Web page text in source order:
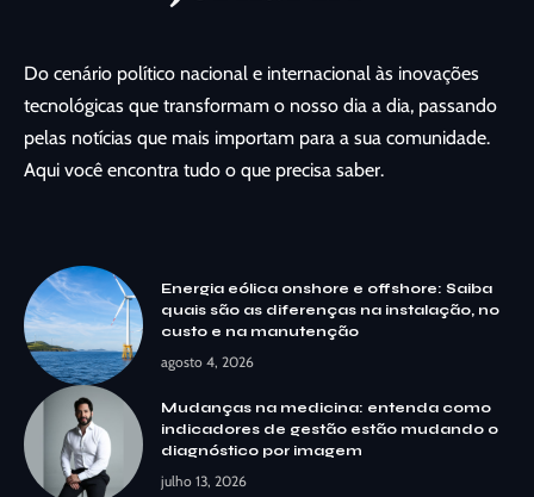
Do cenário político nacional e internacional às inovações
tecnológicas que transformam o nosso dia a dia, passando
pelas notícias que mais importam para a sua comunidade.
Aqui você encontra tudo o que precisa saber.
Energia eólica onshore e offshore: Saiba
quais são as diferenças na instalação, no
custo e na manutenção
agosto 4, 2026
Mudanças na medicina: entenda como
indicadores de gestão estão mudando o
diagnóstico por imagem
julho 13, 2026